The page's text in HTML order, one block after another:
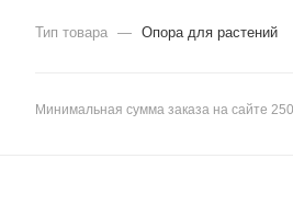
Тип товара — Опора для растений
Минимальная сумма заказа на сайте